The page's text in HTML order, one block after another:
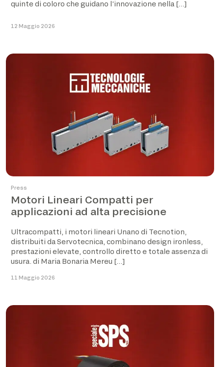
quinte di coloro che guidano l’innovazione nella […]
12 Maggio 2026
Press
Motori Lineari Compatti per
applicazioni ad alta precisione
Ultracompatti, i motori lineari Unano di Tecnotion,
distribuiti da Servotecnica, combinano design ironless,
prestazioni elevate, controllo diretto e totale assenza di
usura. di Maria Bonaria Mereu […]
11 Maggio 2026